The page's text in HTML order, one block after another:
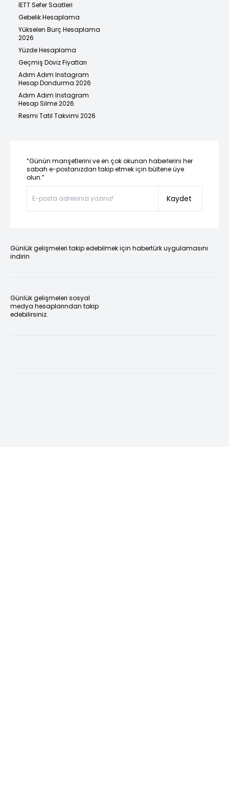
İETT Sefer Saatleri
Gebelik Hesaplama
Yükselen Burç Hesaplama
2026
Yüzde Hesaplama
Geçmiş Döviz Fiyatları
Adım Adım Instagram
Hesap Dondurma 2026
Adım Adım Instagram
Hesap Silme 2026
Resmi Tatil Takvimi 2026
“Günün manşetlerini ve en çok okunan haberlerini her
sabah e-postanızdan takip etmek için bültene üye
olun.”
Kaydet
Günlük gelişmeleri takip edebilmek için habertürk uygulamasını
indirin
Günlük gelişmeleri sosyal
medya hesaplarından takip
edebilirsiniz.